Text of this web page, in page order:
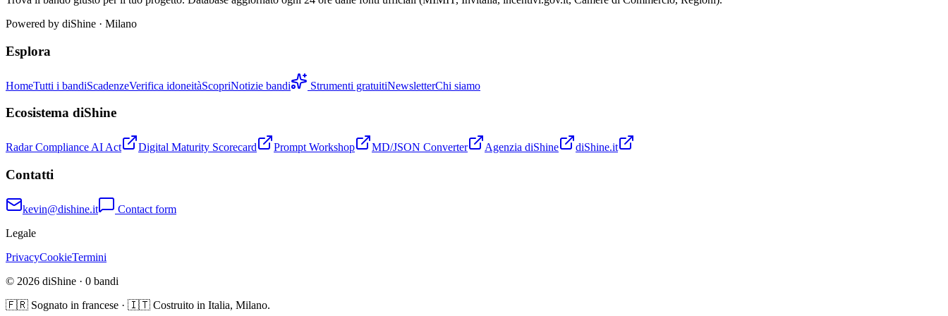
Powered by diShine · Milano
Esplora
HomeTutti i bandiScadenzeVerifica idoneitàScopriNotizie bandi Strumenti gratuitiNewsletterChi siamo
Ecosistema diShine
Radar Compliance AI Act Digital Maturity Scorecard Prompt Workshop MD/JSON Converter Agenzia diShine diShine.it
Contatti
kevin@dishine.it
Contact form
Legale
PrivacyCookieTermini
© 2026 diShine · 0 bandi
🇫🇷 Sognato in francese · 🇮🇹 Costruito in Italia, Milano.